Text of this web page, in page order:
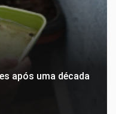
após uma década